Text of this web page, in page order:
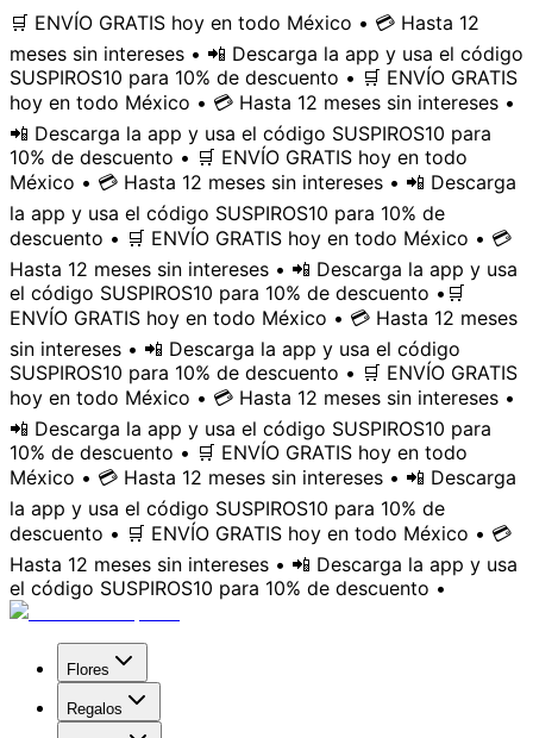
🛒 ENVÍO GRATIS hoy en todo México • 💳 Hasta 12
meses sin intereses • 📲 Descarga la app y usa el código
SUSPIROS10 para 10% de descuento • 🛒 ENVÍO GRATIS
hoy en todo México • 💳 Hasta 12 meses sin intereses •
📲 Descarga la app y usa el código SUSPIROS10 para
10% de descuento • 🛒 ENVÍO GRATIS hoy en todo
México • 💳 Hasta 12 meses sin intereses • 📲 Descarga
la app y usa el código SUSPIROS10 para 10% de
descuento • 🛒 ENVÍO GRATIS hoy en todo México • 💳
Hasta 12 meses sin intereses • 📲 Descarga la app y usa
el código SUSPIROS10 para 10% de descuento • 🛒
ENVÍO GRATIS hoy en todo México • 💳 Hasta 12 meses
sin intereses • 📲 Descarga la app y usa el código
SUSPIROS10 para 10% de descuento • 🛒 ENVÍO GRATIS
hoy en todo México • 💳 Hasta 12 meses sin intereses •
📲 Descarga la app y usa el código SUSPIROS10 para
10% de descuento • 🛒 ENVÍO GRATIS hoy en todo
México • 💳 Hasta 12 meses sin intereses • 📲 Descarga
la app y usa el código SUSPIROS10 para 10% de
descuento • 🛒 ENVÍO GRATIS hoy en todo México • 💳
Hasta 12 meses sin intereses • 📲 Descarga la app y usa
el código SUSPIROS10 para 10% de descuento •
Flores
Regalos